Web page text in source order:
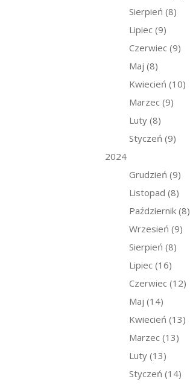
Sierpień (8)
Lipiec (9)
Czerwiec (9)
Maj (8)
Kwiecień (10)
Marzec (9)
Luty (8)
Styczeń (9)
2024
Grudzień (9)
Listopad (8)
Październik (8)
Wrzesień (9)
Sierpień (8)
Lipiec (16)
Czerwiec (12)
Maj (14)
Kwiecień (13)
Marzec (13)
Luty (13)
Styczeń (14)